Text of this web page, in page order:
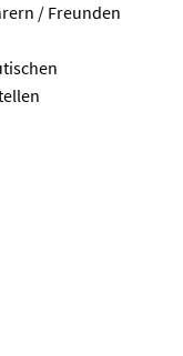
/ Freunden